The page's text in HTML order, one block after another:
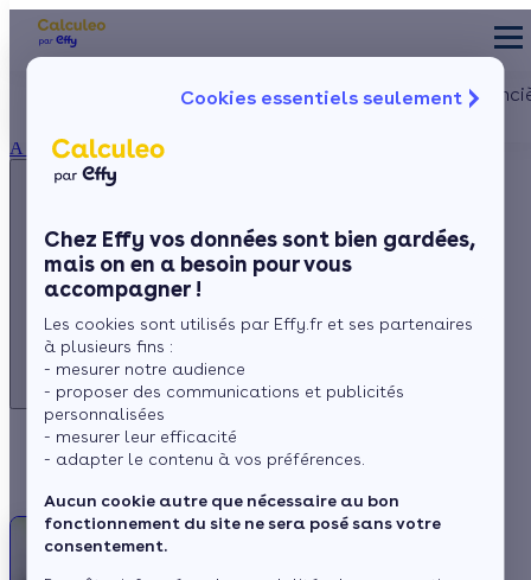
Cookies essentiels seulement
Chez Effy vos données sont bien gardées,
mais on en a besoin pour vous
accompagner !
Les cookies sont utilisés par Effy.fr et ses partenaires
à plusieurs fins :
- mesurer notre audience
- proposer des communications et publicités
personnalisées
- mesurer leur efficacité
- adapter le contenu à vos préférences.
Aucun cookie autre que nécessaire au bon
fonctionnement du site ne sera posé sans votre
consentement.
À propos
du lundi au vendredi -
3456
Les aides
Ma Prime
Le chèque
Appelez-nous !
du lundi au vendredi - 8h à 19h
3456
Service gratuit
+ prix appel
FAQ Ventilation